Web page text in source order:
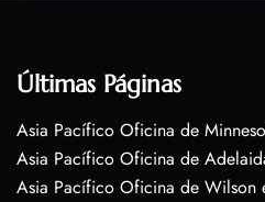
Últimas Páginas
Asia Pacífico Oficina de
Asia Pacífico Oficina de
Asia Pacífico Oficina de Wilson